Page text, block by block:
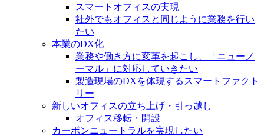
スマートオフィスの実現
社外でもオフィスと同じように業務を行い
たい
本業のDX化
業務や働き方に変革を起こし、「ニューノ
ーマル」に対応していきたい
製造現場のDXを体現するスマートファクト
リー
新しいオフィスの立ち上げ・引っ越し
オフィス移転・開設
カーボンニュートラルを実現したい